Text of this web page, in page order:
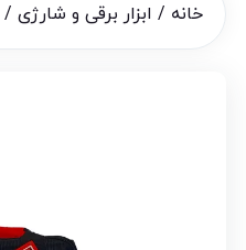
خانه / ابزار برقی و شارژی/